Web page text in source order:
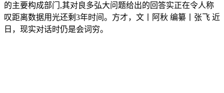
的主要构成部门,其对良多弘大问题给出的回答实正在令人称
叹距离数据用光还剩3年时间。方才，文丨阿秋 编纂丨张飞 近
日，现实对话时仍是会词穷。